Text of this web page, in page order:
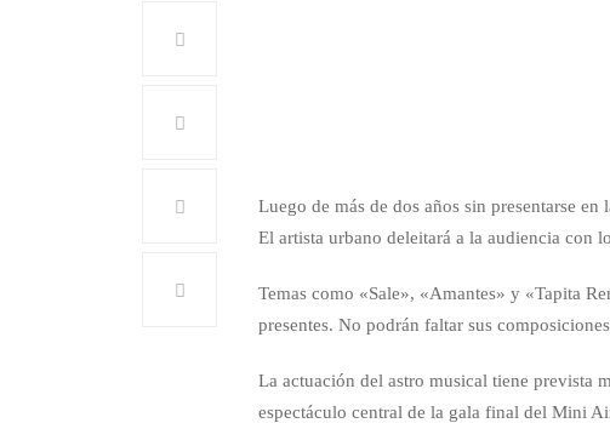
Luego de más de dos años sin presentarse
El artista urbano deleitará a la audiencia con
Temas como «Sale», «Amantes» y «Tapita
presentes. No podrán faltar sus
La actuación del astro musical tiene prevista
espectáculo central de la gala final del Mini